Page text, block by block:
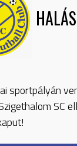
sportpályán
SC